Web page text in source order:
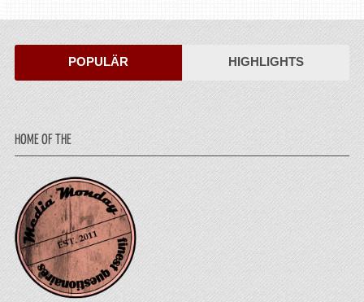
POPULÄR HIGHLIGHTS
HOME OF THE